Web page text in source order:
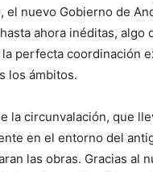
el nuevo Gobierno de
ahora inéditas, algo
perfecta coordinación
los ámbitos.
la circunvalación, que
en el entorno del
las obras. Gracias al